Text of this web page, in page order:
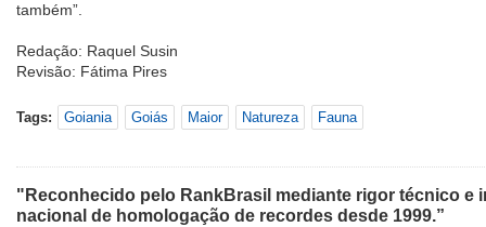
também”.
Redação: Raquel Susin
Revisão: Fátima Pires
Tags: Goiania Goiás Maior Natureza Fauna
"Reconhecido pelo RankBrasil mediante rigor técnico e
nacional de homologação de recordes desde 1999.”